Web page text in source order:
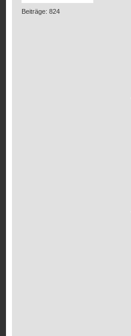
Beiträge: 824